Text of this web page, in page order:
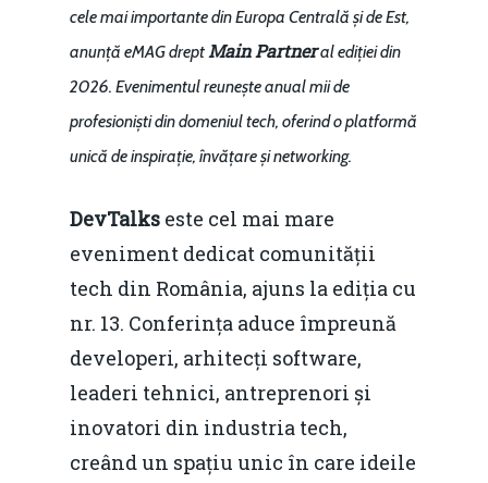
cele mai importante din Europa Centrală și de Est,
anunță eMAG drept Main Partneral ediției din
2026. Evenimentul reunește anual mii de
profesioniști din domeniul tech, oferind o platformă
unică de inspirație, învățare și networking.
DevTalks este cel mai mare
eveniment dedicat comunității
tech din România, ajuns la ediția cu
nr. 13. Conferința aduce împreună
developeri, arhitecți software,
leaderi tehnici, antreprenori și
inovatori din industria tech,
creând un spațiu unic în care ideile